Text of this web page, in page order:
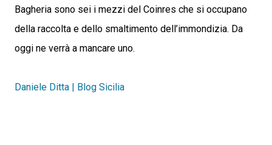
Bagheria sono sei i mezzi del Coinres che si occupano
della raccolta e dello smaltimento dell’immondizia. Da
oggi ne verrà a mancare uno.
Daniele Ditta | Blog Sicilia